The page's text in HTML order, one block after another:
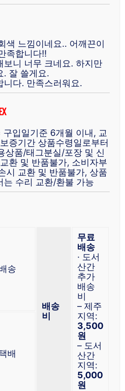
색 느낌이네요.. 어깨끈이
족합니다!!
보니 너무 크네요. 하지만
. 잘 쓸게요.
니다. 만족스러워요.
입일기준 6개월 이내, 교
증기간 상품수령일로부터
상품/태그분실/포장 및 신
환 및 반품불가, 소비자부
시 교환 및 반품불가, 상품
는 수리 교환/환불 가능
송
배송
비
무료
배송
· 도서
산간
추가
배송
비
– 제주
지역:
3,500
원
– 도서
산간
지역:
5,000
원
배